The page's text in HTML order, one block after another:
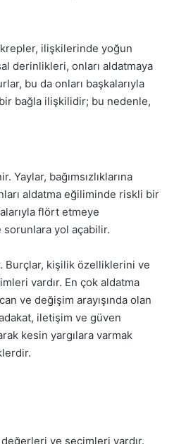
ilişkilerinde yoğun
derinlikleri, onları aldatmaya
bu da onları başkalarıyla
bağla ilişkilidir; bu nedenle,
bağımsızlıklarına
aldatma eğiliminde riskli bir
flört etmeye
yol açabilir.
Burçlar, kişilik özelliklerini ve
vardır. En çok aldatma
ve değişim arayışında olan
iletişim ve güven
kesin yargılara varmak
ve seçimleri vardır.